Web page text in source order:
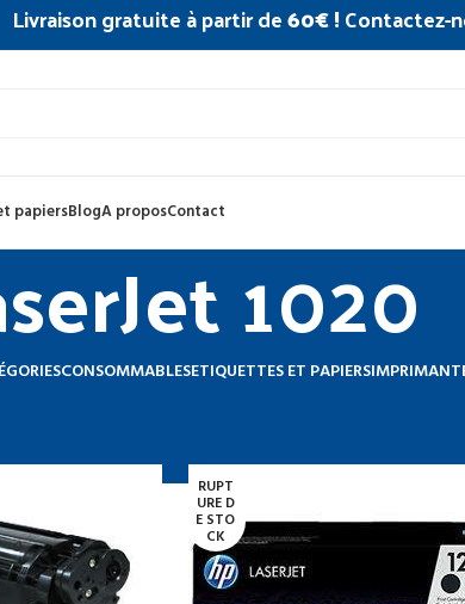
Livraison gratuite à partir de60€ !Contactez-
papiersBlogA proposContact
1020
CONSOMMABLESETIQUETTES ET PAPIERS
RUPT
URE D
E STO
CK